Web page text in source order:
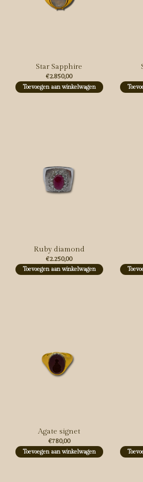
Star Sapphire
€2.850,00
Toevoegen aan winkelwagen
Ruby diamond
€2.250,00
Toevoegen aan winkelwagen
Agate signet
€780,00
Toevoegen aan winkelwagen